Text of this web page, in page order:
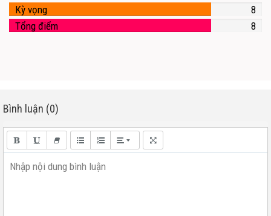
Kỳ vọng
8
Tổng điểm
8
Bình luận (0)
Nhập nội dung bình luận